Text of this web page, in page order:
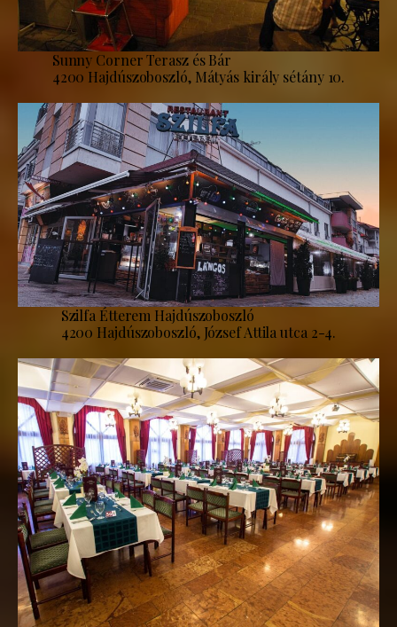
Sunny Corner Terasz és Bár
4200 Hajdúszoboszló, Mátyás király sétány 10.
Szilfa Étterem Hajdúszoboszló
4200 Hajdúszoboszló, József Attila utca 2-4.